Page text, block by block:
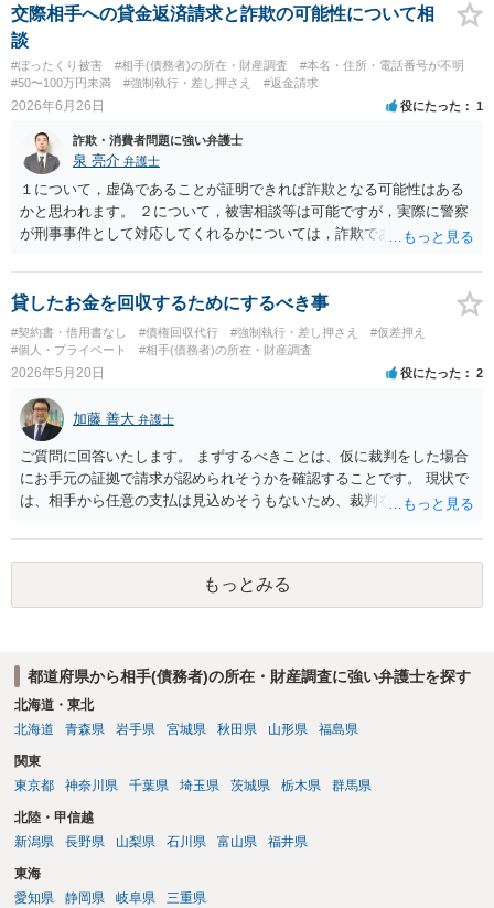
し、そこから最新の住民票を確認していくのが常套手段であり、その
上で、さらに主要金融機関の口座情報や残高を弁護士会照会で調べる
ことも多いです（なお、判決記載の住所に通常送達ができているので
あれば、最終的には、強制執行の場合の債務者への送達は、公示送達
まで行わなくても付郵便送達等でクリアできることがほとんどで
効果的な場合があります（商売によってはその日の売上金を回収でき
る場合もありますし、そうでなくても、執行官の訪問は物理的な圧力
になります）。もちろん、弁護士費用や各種の実費（弁護士会照会に
は1回あたり5,000～6,000円程度かかります）の負担を考えると費用倒
れの懸念はありますので、最終的にどこまでやるのかは考える必要が
いただいた方がよいかと思います。
交際相手への貸金返済請求と詐欺の可能性について相
談
#ぼったくり被害 #相手(債務者)の所在・財産調査
#本名・住所・電話番号が不明
#50〜100万円未満
#強制執行・差し押さえ #返金請求
2026年6月26日 役にたった 1
詐欺・消費者問題に強い弁護士
泉 亮介 弁護士
１について，虚偽であることが証明できれば詐欺となる可能性はある
かと思われます。 ２について，被害相談等は可能ですが，実際に警察
が刑事事件として対応してくれるかについては，詐欺であることをど
す。 ３について，相手と連絡が取れるのであれば内容証明や電話での
連絡等から交渉をすることtなるかと思われます。弁護士を立てること
を想定されている場合，裁判をする場合だと，弁護士費用との関係か
ら全額回収できたとしてもご自身の経済的な利益は少ないかと思われ
ます。 ４について，実際の内容次第ですが，可能な場合も多いです。
住んで居る場所が判明しないと送付は出来ないでしょう。裁判手続き
については，住民票上の住所へ住んでいないことを調査したうえで，
公示送達という方法により訴訟提起することとなります。 ７につい
て，プライバシー権侵害や名誉権侵害として相手から逆に請求を受け
るきっかけとなりかねないため，避けたほうが良いかと思われます。
貸したお金を回収するためにするべき事
#契約書・借用書なし #債権回収代行 #強制執行・差し押さえ
#仮差押え
#個人・プライベート
#相手(債務者)の所在・財産調査
2026年5月20日 役にたった 2
加藤 善大 弁護士
ご質問に回答いたします。 まずするべきことは、仮に裁判をした場合
にお手元の証拠で請求が認められそうかを確認することです。 現状で
は、相手から任意の支払は見込めそうもないため、裁判を想定する必
合は証拠が必要になります。 借用書や振込履歴がないとのことですの
で、 例えば、相手とのＬＩＮＥのやりとりで、 相手からの「１００万
円貸してくれてありがとう」とか「１００万円の返済はもう少し待っ
て欲しい」等の記載があれば証拠になり得るでしょう。 ご質問に対す
めることをおすすめいたします。 ご参考にしていただけますと幸いで
す。
もっとみる
都道府県から相手(債務者)の所在・財産調査に強い弁護士を探す
北海道・東北
北海道
青森県 岩手県 宮城県 秋田県 山形県 福島県
関東
東京都
神奈川県 千葉県 埼玉県 茨城県 栃木県 群馬県
北陸・甲信越
新潟県
長野県 山梨県 石川県 富山県 福井県
東海
愛知県
静岡県 岐阜県 三重県